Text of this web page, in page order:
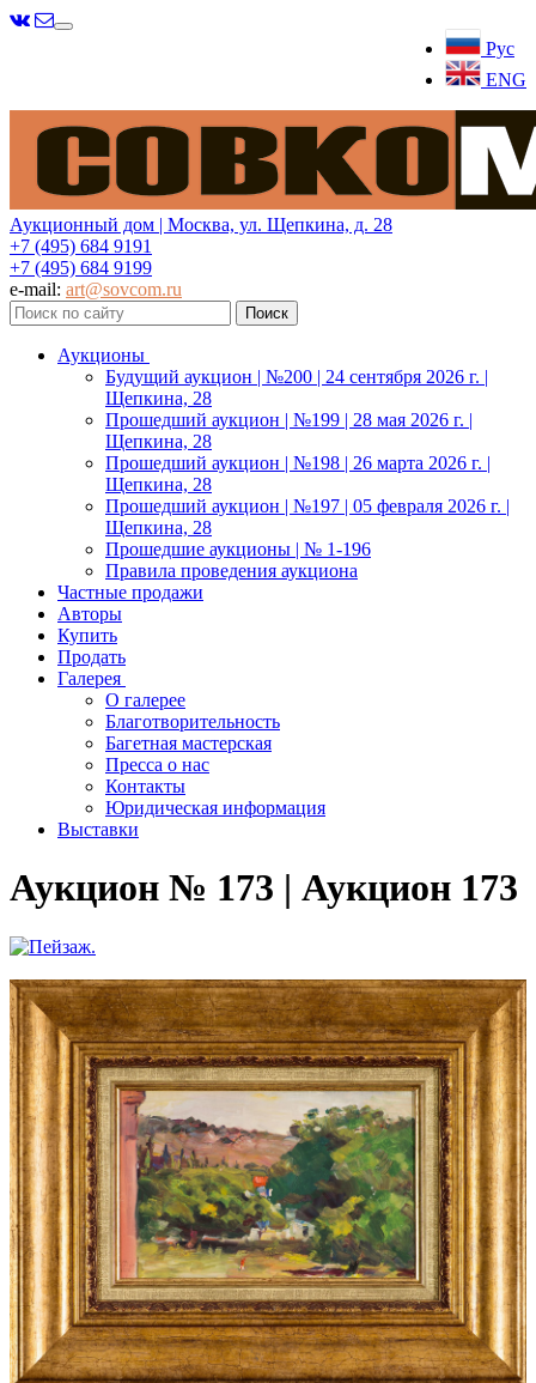
Рус
ENG
Меню
Аукционный дом | Москва, ул. Щепкина, д. 28
+7 (495) 684 9191
+7 (495) 684 9199
e-mail: art@sovcom.ru
Аукционы
Будущий аукцион | №200 | 24 сентября 2026 г. |
Щепкина, 28
Прошедший аукцион | №199 | 28 мая 2026 г. |
Щепкина, 28
Прошедший аукцион | №198 | 26 марта 2026 г. |
Щепкина, 28
Прошедший аукцион | №197 | 05 февраля 2026 г. |
Щепкина, 28
Прошедшие аукционы | № 1-196
Правила проведения аукциона
Частные продажи
Авторы
Купить
Продать
Галерея
О галерее
Благотворительность
Багетная мастерская
Пресса о нас
Контакты
Юридическая информация
Выставки
Аукцион № 173 | Аукцион 173